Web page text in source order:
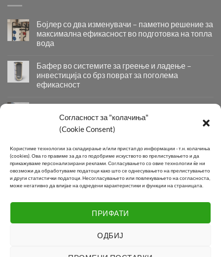
Согласност за "колачиња"
(Cookie Consent)
Kористиме технологии за складирање и/или пристап до информации - т.н. колачиња
(cookies).Ова го правиме за да го подобриме искуството во прелистувањето и да
прикажуваме персонализирани реклами.Согласувањето со овие технологии ќе ни
овозможи да обработуваме податоци како што се однесувањето на прелистувањето
и други статистички податоци.Несогласувањето или повлекувањето на согласноста,
може негативно да влијае на одредени карактеристики и функции на страницата.
ПРИФАТИ
ОДБИЈ
Бојлер со два изменувачи – паметно решение за
максимална ефикасност во подготовка на топла
вода
со
два
изменувачи
–
решение
максимална
ефикасност
подготовка
на
топла
вода
Бафер во системите за греење и ладење –
инвестиција со брз поврат за поголема
ефикасност
во
–
инвестиција
со
брз
поврат
Придобивки од Инсталирање на Современи
Системи за Греење и Ладење
Придобивки
Современи
Системи
за
Греење
Ладење
КОНТАКТ
Телефон:+389 2 2581 800
+389 2 2550 118